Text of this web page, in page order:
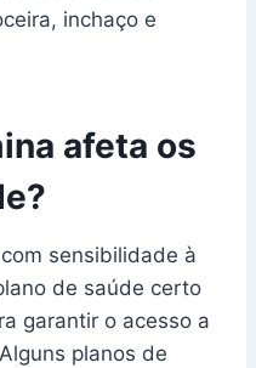
inchaço e
afeta os
sensibilidade à
de saúde certo
garantir o acesso a
planos de